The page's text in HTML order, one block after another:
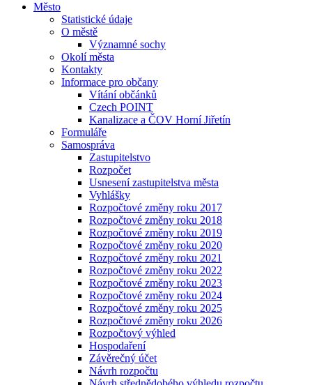
Město
Statistické údaje
O městě
Významné sochy
Okolí města
Kontakty
Informace pro občany
Vítání občánků
Czech POINT
Kanalizace a ČOV Horní Jiřetín
Formuláře
Samospráva
Zastupitelstvo
Rozpočet
Usnesení zastupitelstva města
Vyhlášky
Rozpočtové změny roku 2017
Rozpočtové změny roku 2018
Rozpočtové změny roku 2019
Rozpočtové změny roku 2020
Rozpočtové změny roku 2021
Rozpočtové změny roku 2022
Rozpočtové změny roku 2023
Rozpočtové změny roku 2024
Rozpočtové změny roku 2025
Rozpočtové změny roku 2026
Rozpočtový výhled
Hospodaření
Závěrečný účet
Návrh rozpočtu